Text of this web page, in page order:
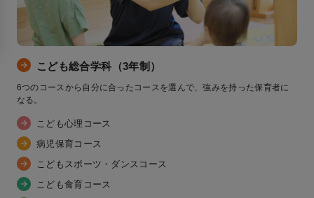
こども総合学科（3年制）
6つのコースから自分に合ったコースを選んで、強みを持った保育者に
なる。
こども心理コース
病児保育コース
こどもスポーツ・ダンスコース
こども食育コース